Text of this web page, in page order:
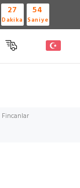
27
Dakika
53
Saniye
Fincanlar